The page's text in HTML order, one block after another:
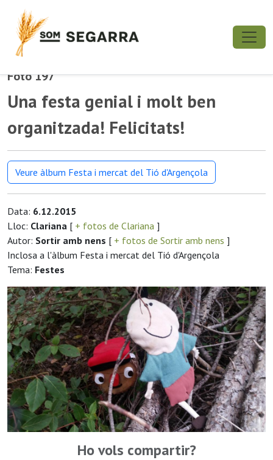
Foto 197
Una festa genial i molt ben
organitzada! Felicitats!
Veure àlbum Festa i mercat del Tió d'Argençola
Data: 6.12.2015
Lloc: Clariana [ + fotos de Clariana ]
Autor: Sortir amb nens [ + fotos de Sortir amb nens ]
Inclosa a l'àlbum Festa i mercat del Tió d'Argençola
Tema: Festes
Ho vols compartir?